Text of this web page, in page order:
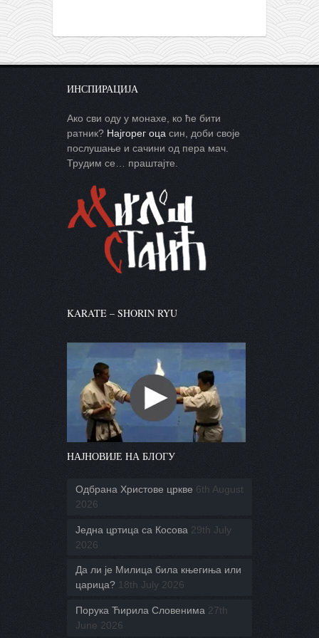
ИНСПИРАЦИЈА
Ако сви оду у монахе, ко ће бити
ратник? Најгорег оца син, доби своје
послушање и сачини од пера мач.
Трудим се… праштајте.
KARATE – SHORIN RYU
НАЈНОВИЈЕ НА БЛОГУ
Одбрана Христове цркве 6th August
2026
Једна цртица са Косова 29th July
2026
Да ли је Милица била књегиња или
царица? 18th July 2026
Порука Ћирила Словенима 27th
June 2026